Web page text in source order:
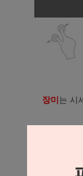
장미는 시